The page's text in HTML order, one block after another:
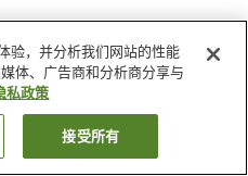
Le Blanche
房
验，并分析我们网站的性能
体、广告商和分析商分享与
私政策
接受所有